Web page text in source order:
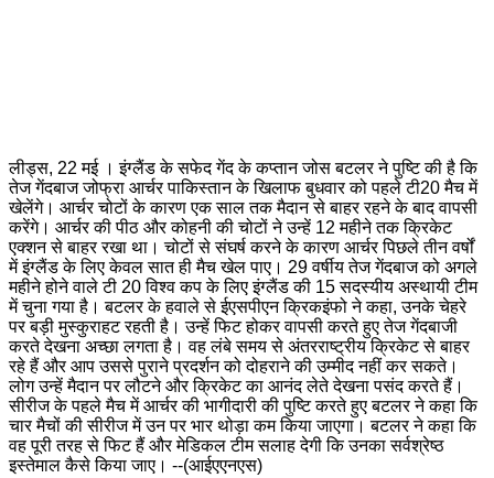
लीड्स, 22 मई । इंग्लैंड के सफेद गेंद के कप्तान जोस बटलर ने पुष्टि की है कि
तेज गेंदबाज जोफ्रा आर्चर पाकिस्तान के खिलाफ बुधवार को पहले टी20 मैच में
खेलेंगे। आर्चर चोटों के कारण एक साल तक मैदान से बाहर रहने के बाद वापसी
करेंगे। आर्चर की पीठ और कोहनी की चोटों ने उन्हें 12 महीने तक क्रिकेट
एक्शन से बाहर रखा था। चोटों से संघर्ष करने के कारण आर्चर पिछले तीन वर्षों
में इंग्लैंड के लिए केवल सात ही मैच खेल पाए। 29 वर्षीय तेज गेंदबाज को अगले
महीने होने वाले टी 20 विश्व कप के लिए इंग्लैंड की 15 सदस्यीय अस्थायी टीम
में चुना गया है। बटलर के हवाले से ईएसपीएन क्रिकइंफो ने कहा, उनके चेहरे
पर बड़ी मुस्कुराहट रहती है। उन्हें फिट होकर वापसी करते हुए तेज गेंदबाजी
करते देखना अच्छा लगता है। वह लंबे समय से अंतरराष्ट्रीय क्रिकेट से बाहर
रहे हैं और आप उससे पुराने प्रदर्शन को दोहराने की उम्मीद नहीं कर सकते।
लोग उन्हें मैदान पर लौटने और क्रिकेट का आनंद लेते देखना पसंद करते हैं।
सीरीज के पहले मैच में आर्चर की भागीदारी की पुष्टि करते हुए बटलर ने कहा कि
चार मैचों की सीरीज में उन पर भार थोड़ा कम किया जाएगा। बटलर ने कहा कि
वह पूरी तरह से फिट हैं और मेडिकल टीम सलाह देगी कि उनका सर्वश्रेष्ठ
इस्तेमाल कैसे किया जाए। --(आईएएनएस)